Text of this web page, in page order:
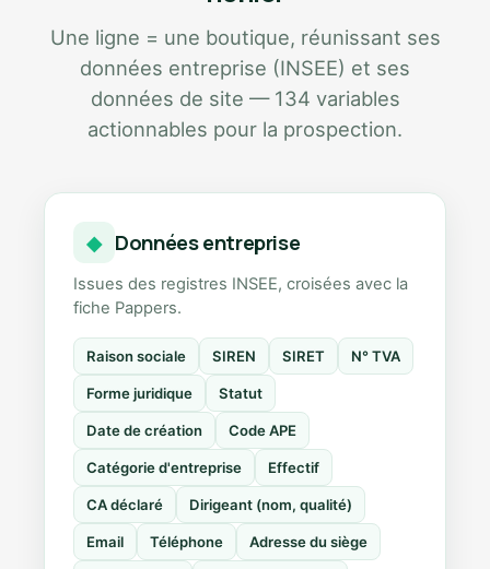
Une ligne = une boutique, réunissant ses
données entreprise (INSEE) et ses
données de site — 134 variables
actionnables pour la prospection.
◆ Données entreprise
Issues des registres INSEE, croisées avec la
fiche Pappers.
Raison sociale SIREN SIRET N° TVA
Forme juridique Statut
Date de création Code APE
Catégorie d'entreprise Effectif
CA déclaré Dirigeant (nom, qualité)
Email Téléphone Adresse du siège